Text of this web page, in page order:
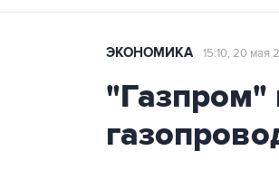
ЭКОНОМИКА 15:10, 20 мая
"Газпром"